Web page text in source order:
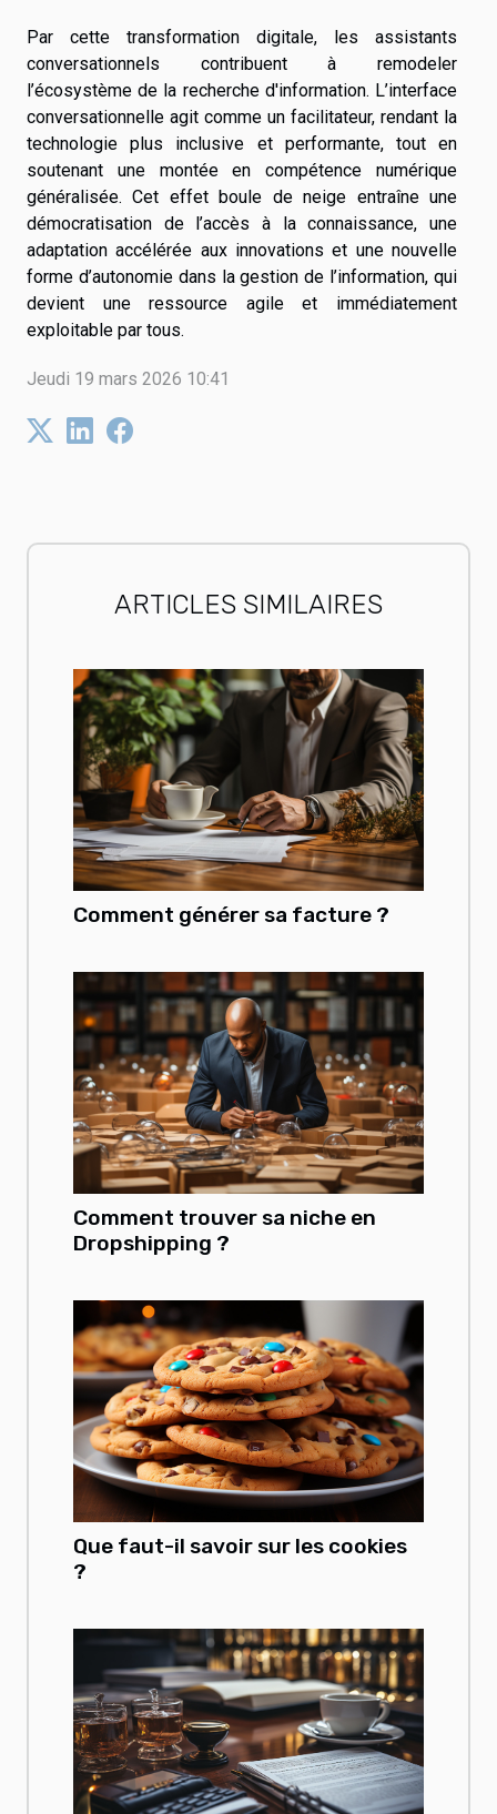
Par cette transformation digitale, les assistants
conversationnels contribuent à remodeler
l’écosystème de la recherche d'information. L’interface
conversationnelle agit comme un facilitateur, rendant la
technologie plus inclusive et performante, tout en
soutenant une montée en compétence numérique
généralisée. Cet effet boule de neige entraîne une
démocratisation de l’accès à la connaissance, une
adaptation accélérée aux innovations et une nouvelle
forme d’autonomie dans la gestion de l’information, qui
devient une ressource agile et immédiatement
exploitable par tous.
Jeudi 19 mars 2026 10:41
ARTICLES SIMILAIRES
Comment générer sa facture ?
Comment trouver sa niche en
Dropshipping ?
Que faut-il savoir sur les cookies
?